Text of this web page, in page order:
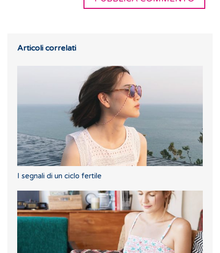
Articoli correlati
I segnali di un ciclo fertile